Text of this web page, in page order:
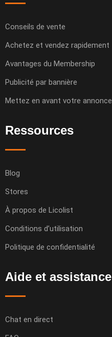
Conseils de vente
Achetez et vendez rapidement
Avantages du Membership
Publicité par bannière
Mettez en avant votre annonce
Ressources
Blog
Stores
À propos de Licolist
Conditions d’utilisation
Politique de confidentialité
Aide et assistance
Chat en direct